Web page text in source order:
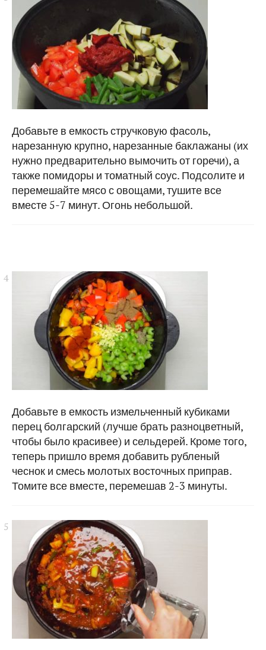
Добавьте в емкость стручковую фасоль,
нарезанную крупно, нарезанные баклажаны (их
нужно предварительно вымочить от горечи), а
также помидоры и томатный соус. Подсолите и
перемешайте мясо с овощами, тушите все
вместе 5-7 минут. Огонь небольшой.
Добавьте в емкость измельченный кубиками
перец болгарский (лучше брать разноцветный,
чтобы было красивее) и сельдерей. Кроме того,
теперь пришло время добавить рубленый
чеснок и смесь молотых восточных приправ.
Томите все вместе, перемешав 2-3 минуты.